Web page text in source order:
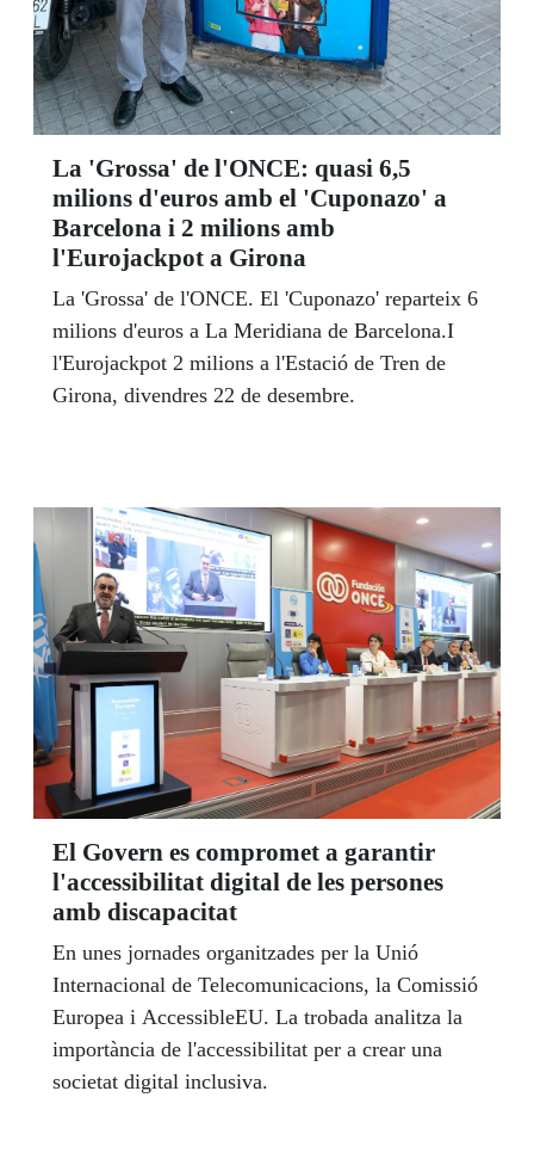
La 'Grossa' de l'ONCE: quasi 6,5
milions d'euros amb el 'Cuponazo' a
Barcelona i 2 milions amb
l'Eurojackpot a Girona
La 'Grossa' de l'ONCE. El 'Cuponazo' reparteix 6
milions d'euros a La Meridiana de Barcelona.I
l'Eurojackpot 2 milions a l'Estació de Tren de
Girona, divendres 22 de desembre.
El Govern es compromet a garantir
l'accessibilitat digital de les persones
amb discapacitat
En unes jornades organitzades per la Unió
Internacional de Telecomunicacions, la Comissió
Europea i AccessibleEU. La trobada analitza la
importància de l'accessibilitat per a crear una
societat digital inclusiva.